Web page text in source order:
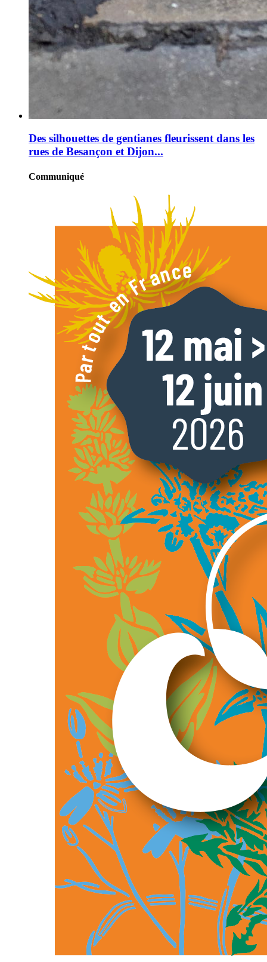
Des silhouettes de gentianes fleurissent dans les
rues de Besançon et Dijon...
Communiqué